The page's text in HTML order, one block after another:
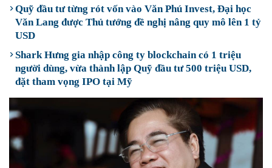
Quỹ đầu tư từng rót vốn vào Văn Phú Invest, Đại học
Văn Lang được Thủ tướng đề nghị nâng quy mô lên 1 tỷ
USD
Shark Hưng gia nhập công ty blockchain có 1 triệu
người dùng, vừa thành lập Quỹ đầu tư 500 triệu USD,
đặt tham vọng IPO tại Mỹ